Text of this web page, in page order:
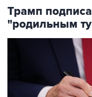
Трамп
"родильным